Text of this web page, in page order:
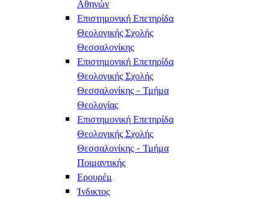
Αθηνών
Επιστημονική Επετηρίδα
Θεολογικής Σχολής
Θεσσαλονίκης
Επιστημονική Επετηρίδα
Θεολογικής Σχολής
Θεσσαλονίκης - Τμήμα
Θεολογίας
Επιστημονική Επετηρίδα
Θεολογικής Σχολής
Θεσσαλονίκης - Τμήμα
Ποιμαντικής
Ερουρέμ
Ίνδικτος